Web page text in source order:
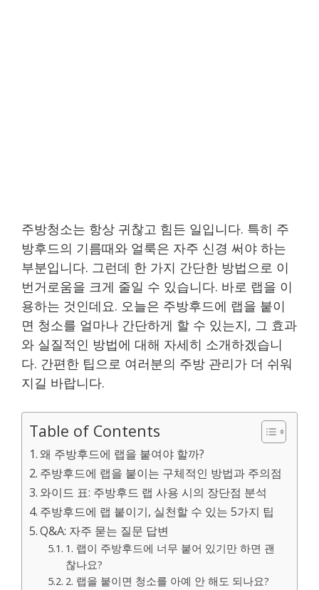
주방청소는 항상 귀찮고 힘든 일입니다. 특히 주
방후드의 기름때와 얼룩은 자주 신경 써야 하는
부분입니다. 그런데 한 가지 간단한 방법으로 이
번거로움을 크게 줄일 수 있습니다. 바로 랩을 이
용하는 것인데요. 오늘은 주방후드에 랩을 붙이
면 청소를 얼마나 간단하게 할 수 있는지, 그 효과
와 실질적인 방법에 대해 자세히 소개하겠습니
다. 간편한 팁으로 여러분의 주방 관리가 더 쉬워
지길 바랍니다.
Table of Contents
왜 주방후드에 랩을 붙여야 할까?
주방후드에 랩을 붙이는 구체적인 방법과 주의점
와이드 표: 주방후드 랩 사용 시의 장단점 분석
주방후드에 랩 붙이기, 실천할 수 있는 5가지 팁
Q&A: 자주 묻는 질문 답변
1. 랩이 주방후드에 너무 붙어 있기만 하면 괜
찮나요?
2. 랩을 붙이면 청소를 아예 안 해도 되나요?